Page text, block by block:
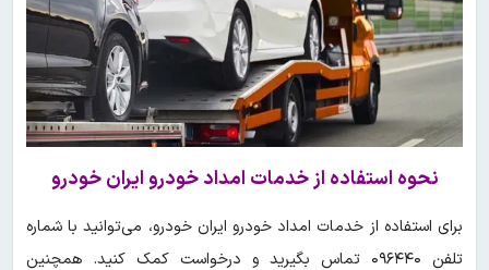
نحوه استفاده از خدمات امداد خودرو ایران خودرو
برای استفاده از خدمات امداد خودرو ایران خودرو، می‌توانید با شماره
تلفن ۰۹۶۴۴۰ تماس بگیرید و درخواست کمک کنید. همچنین